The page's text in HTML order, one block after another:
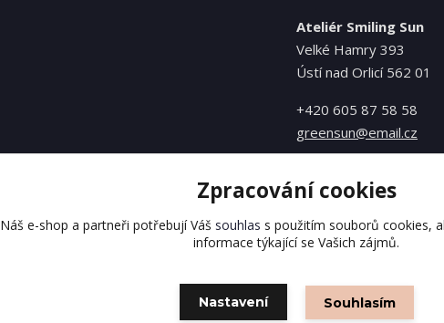
Ateliér Smiling Sun
Velké Hamry 393
Ústí nad Orlicí 562 01
+420 605 87 58 58
greensun@email.cz
Zpracování cookies
Náš e-shop a partneři potřebují Váš souhlas s použitím souborů cookies,
informace týkající se Vašich zájmů.
Nastavení Souhlasím